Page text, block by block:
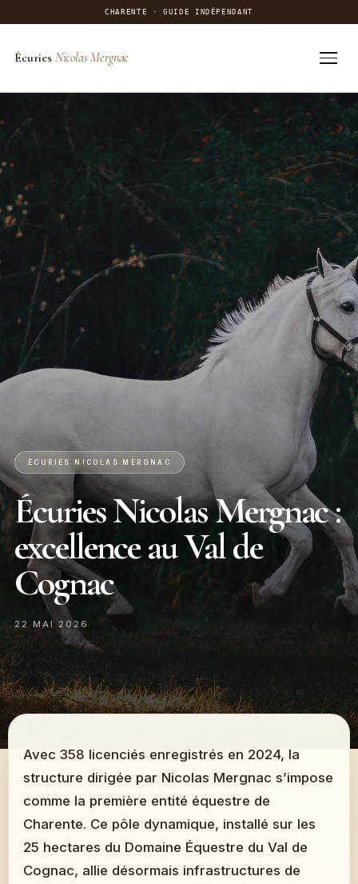
CHARENTE · GUIDE INDÉPENDANT
Écuries Nicolas Mergnac
au
ÉCURIES NICOLAS MERGNAC
Écuries Nicolas Mergnac :
excellence au Val de
Cognac
22 MAI 2026
Avec 358 licenciés enregistrés en 2024, la
structure dirigée par Nicolas Mergnac s’impose
comme la première entité équestre de
Charente. Ce pôle dynamique, installé sur les
25 hectares du Domaine Équestre du Val de
Cognac, allie désormais infrastructures de